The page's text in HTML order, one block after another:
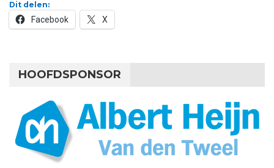
Dit delen:
Facebook X
HOOFDSPONSOR